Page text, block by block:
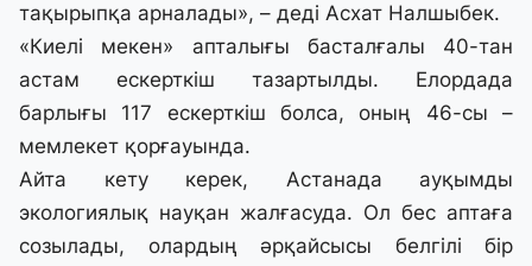
тақырыпқа арналады», – деді Асхат Налшыбек.
«Киелі мекен» апталығы басталғалы 40-тан
астам ескерткіш тазартылды. Елордада
барлығы 117 ескерткіш болса, оның 46-сы –
мемлекет қорғауында.
Айта кету керек, Астанада ауқымды
экологиялық науқан жалғасуда. Ол бес аптаға
созылады, олардың әрқайсысы белгілі бір